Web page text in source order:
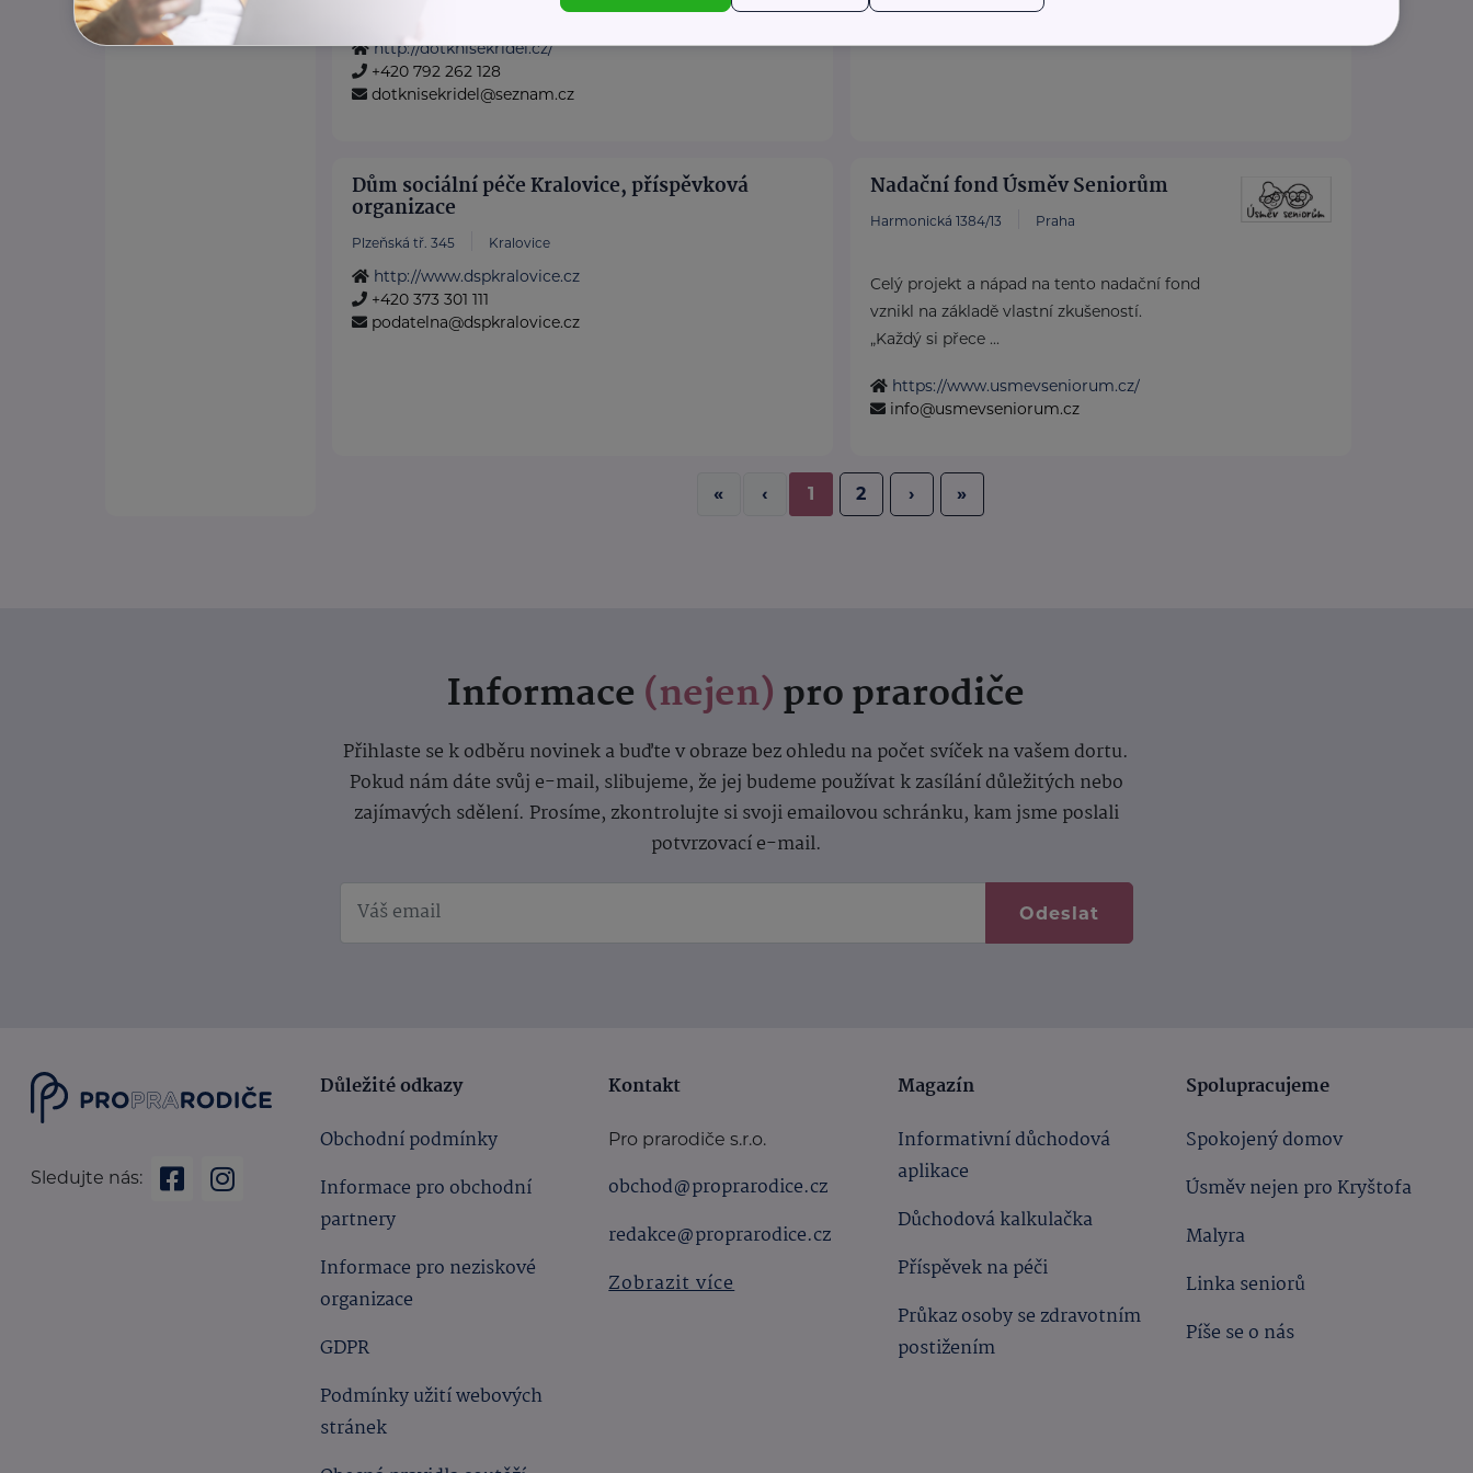
http://dotknisekridel.cz/
+420 792 262 128
dotknisekridel@seznam.cz
Dům sociální péče Kralovice, příspěvková
organizace
Plzeňská tř. 345 Kralovice
http://www.dspkralovice.cz
+420 373 301 111
podatelna@dspkralovice.cz
Nadační fond Úsměv Seniorům
Harmonická 1384/13 Praha
Celý projekt a nápad na tento nadační fond
vznikl na základě vlastní zkušeností.
„Každý si přece ...
https://www.usmevseniorum.cz/
info@usmevseniorum.cz
« ‹ 1 2 › »
Informace (nejen)pro prarodiče
Přihlaste se k odběru novinek a buďte v obraze bez ohledu na počet svíček na vašem dortu.
Pokud nám dáte svůj e-mail, slibujeme, že jej budeme používat k zasílání důležitých nebo
zajímavých sdělení. Prosíme, zkontrolujte si svoji emailovou schránku, kam jsme poslali
potvrzovací e-mail.
Odeslat
Sledujte nás:
Důležité odkazy
Obchodní podmínky
Informace pro obchodní
partnery
Informace pro neziskové
organizace
GDPR
Podmínky užití webových
stránek
Kontakt
Pro prarodiče s.r.o.
obchod@proprarodice.cz
redakce@proprarodice.cz
Zobrazit více
Magazín
Informativní důchodová
aplikace
Důchodová kalkulačka
Příspěvek na péči
Průkaz osoby se zdravotním
postižením
Spolupracujeme
Spokojený domov
Úsměv nejen pro Kryštofa
Malyra
Linka seniorů
Píše se o nás